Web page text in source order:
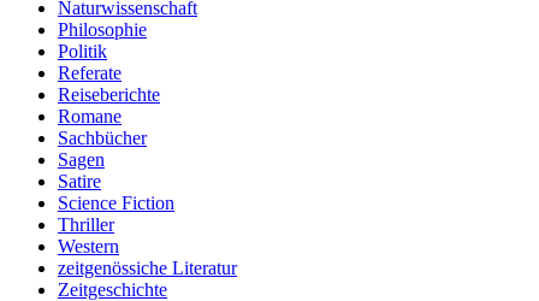
Naturwissenschaft
Philosophie
Politik
Referate
Reiseberichte
Romane
Sachbücher
Sagen
Satire
Science Fiction
Thriller
Western
zeitgenössiche Literatur
Zeitgeschichte